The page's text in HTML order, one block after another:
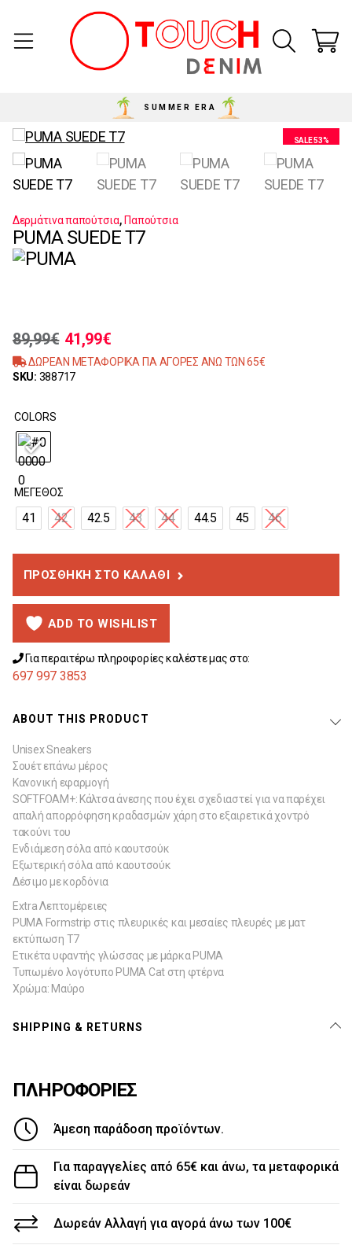
SUMMER ERA
SALE 53%
Δερμάτινα παπούτσια,Παπούτσια
PUMA SUEDE T7
89,99€ 41,99€
ΔΩΡΕΑΝ ΜΕΤΑΦΟΡΙΚΑ ΓΙΑ ΑΓΟΡΕΣ ΑΝΩ ΤΩΝ 65€
SKU: 388717
COLORS
ΜΈΓΕΘΟΣ
41 42 42.5 43 44 44.5 45 46
ΠΡΟΣΘΉΚΗ ΣΤΟ ΚΑΛΆΘΙ
ADD TO WISHLIST
Για περαιτέρω πληροφορίες καλέστε μας στο:
697 997 3853
ABOUT THIS PRODUCT
Unisex Sneakers
Σουέτ επάνω μέρος
Κανονική εφαρμογή
SOFTFOAM+: Κάλτσα άνεσης που έχει σχεδιαστεί για να παρέχει
απαλή απορρόφηση κραδασμών χάρη στο εξαιρετικά χοντρό
τακούνι του
Ενδιάμεση σόλα από καουτσούκ
Εξωτερική σόλα από καουτσούκ
Δέσιμο με κορδόνια
Extra Λεπτομέρειες
PUMA Formstrip στις πλευρικές και μεσαίες πλευρές με ματ
εκτύπωση T7
Ετικέτα υφαντής γλώσσας με μάρκα PUMA
Τυπωμένο λογότυπο PUMA Cat στη φτέρνα
Χρώμα: Μαύρο
SHIPPING & RETURNS
ΠΛΗΡΟΦΟΡΙΕΣ
Άμεση παράδοση προϊόντων.
Για παραγγελίες από 65€ και άνω, τα μεταφορικά
είναι δωρεάν
Δωρεάν Αλλαγή για αγορά άνω των 100€